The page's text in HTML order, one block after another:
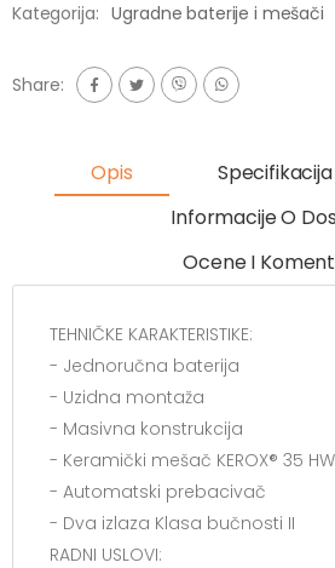
Kategorija: Ugradne baterije i mešači
Share:
Opis
Informacije O
Ocene I
TEHNIČKE KARAKTERISTIKE:
- Jednoručna baterija
- Uzidna montaža
- Masivna konstrukcija
- Keramički mešač KEROX® 35
- Automatski prebacivač
- Dva izlaza Klasa bučnosti II
RADNI USLOVI: